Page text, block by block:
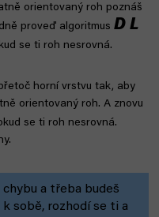
orientovaný roh poznáš
proveď algoritmus D L
se ti roh nesrovná.
horní vrstvu tak, aby
orientovaný roh. A znovu
se ti roh nesrovná.
a třeba budeš
sobě, rozhodí se ti a